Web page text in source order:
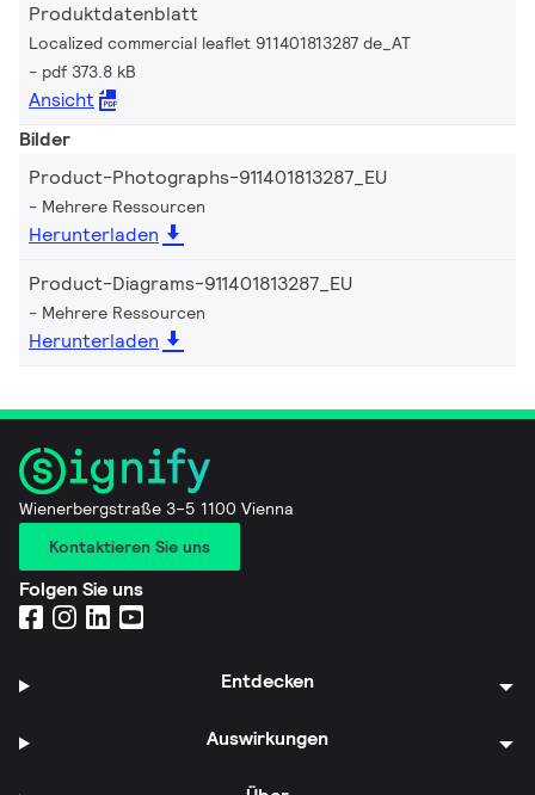
Produktdatenblatt
Localized commercial leaflet 911401813287 de_AT
pdf 373.8 kB
Ansicht
Bilder
Product-Photographs-911401813287_EU
Mehrere Ressourcen
Herunterladen
Product-Diagrams-911401813287_EU
Mehrere Ressourcen
Herunterladen
Wienerbergstraße 3–5 1100 Vienna
Kontaktieren Sie uns
Folgen Sie uns
Entdecken
Auswirkungen